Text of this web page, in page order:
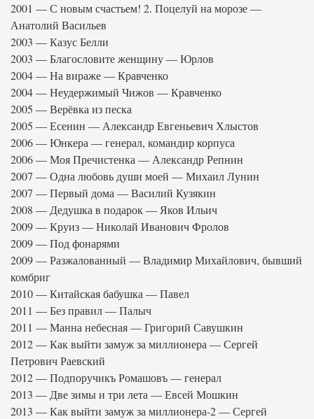
2001 — С новым счастьем! 2. Поцелуй на морозе —
Анатолий Васильев
2003 — Казус Белли
2003 — Благословите женщину — Юрлов
2004 — На вираже — Кравченко
2004 — Неудержимый Чижов — Кравченко
2005 — Верёвка из песка
2005 — Есенин — Александр Евгеньевич Хлыстов
2006 — Юнкера — генерал, командир корпуса
2006 — Моя Пречистенка — Александр Репнин
2007 — Одна любовь души моей — Михаил Лунин
2007 — Первый дома — Василий Кузякин
2008 — Дедушка в подарок — Яков Ильич
2009 — Круиз — Николай Иванович Фролов
2009 — Под фонарями
2009 — Разжалованный — Владимир Михайлович, бывший
комбриг
2010 — Китайская бабушка — Павел
2011 — Без правил — Палыч
2011 — Манна небесная — Григорий Савушкин
2012 — Как выйти замуж за миллионера — Сергей
Петрович Раевский
2012 — Подпоручикъ Ромашовъ — генерал
2013 — Две зимы и три лета — Евсей Мошкин
2013 — Как выйти замуж за миллионера-2 — Сергей